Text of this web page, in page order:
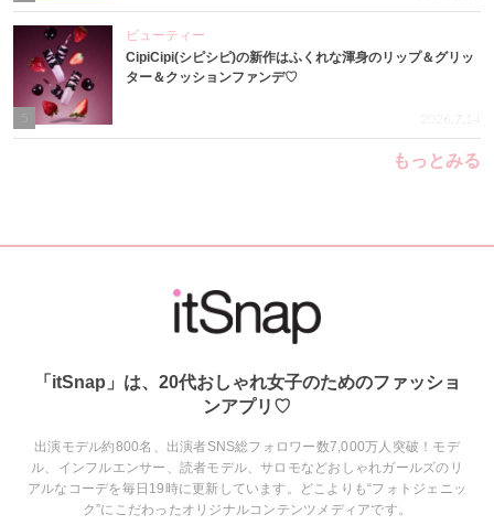
ビューティー
CipiCipi(シピシピ)の新作はふくれな渾身のリップ＆グリッ
ター＆クッションファンデ♡
2026.7.14
もっとみる
「itSnap」は、20代おしゃれ女子のためのファッショ
ンアプリ♡
出演モデル約800名、出演者SNS総フォロワー数7,000万人突破！モデ
ル、インフルエンサー、読者モデル、サロモなどおしゃれガールズのリ
アルなコーデを毎日19時に更新しています。どこよりも“フォトジェニッ
ク”にこだわったオリジナルコンテンツメディアです。